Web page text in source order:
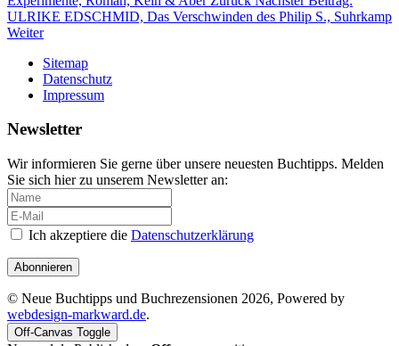
ULRIKE EDSCHMID, Das Verschwinden des Philip S., Suhrkamp
Weiter
Sitemap
Datenschutz
Impressum
Newsletter
Wir informieren Sie gerne über unsere neuesten Buchtipps. Melden
Sie sich hier zu unserem Newsletter an:
Ich akzeptiere die Datenschutzerklärung
Abonnieren
© Neue Buchtipps und Buchrezensionen 2026, Powered by
webdesign-markward.de.
Off-Canvas Toggle